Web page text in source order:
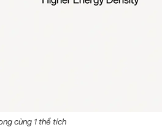
cùng 1 thể tích